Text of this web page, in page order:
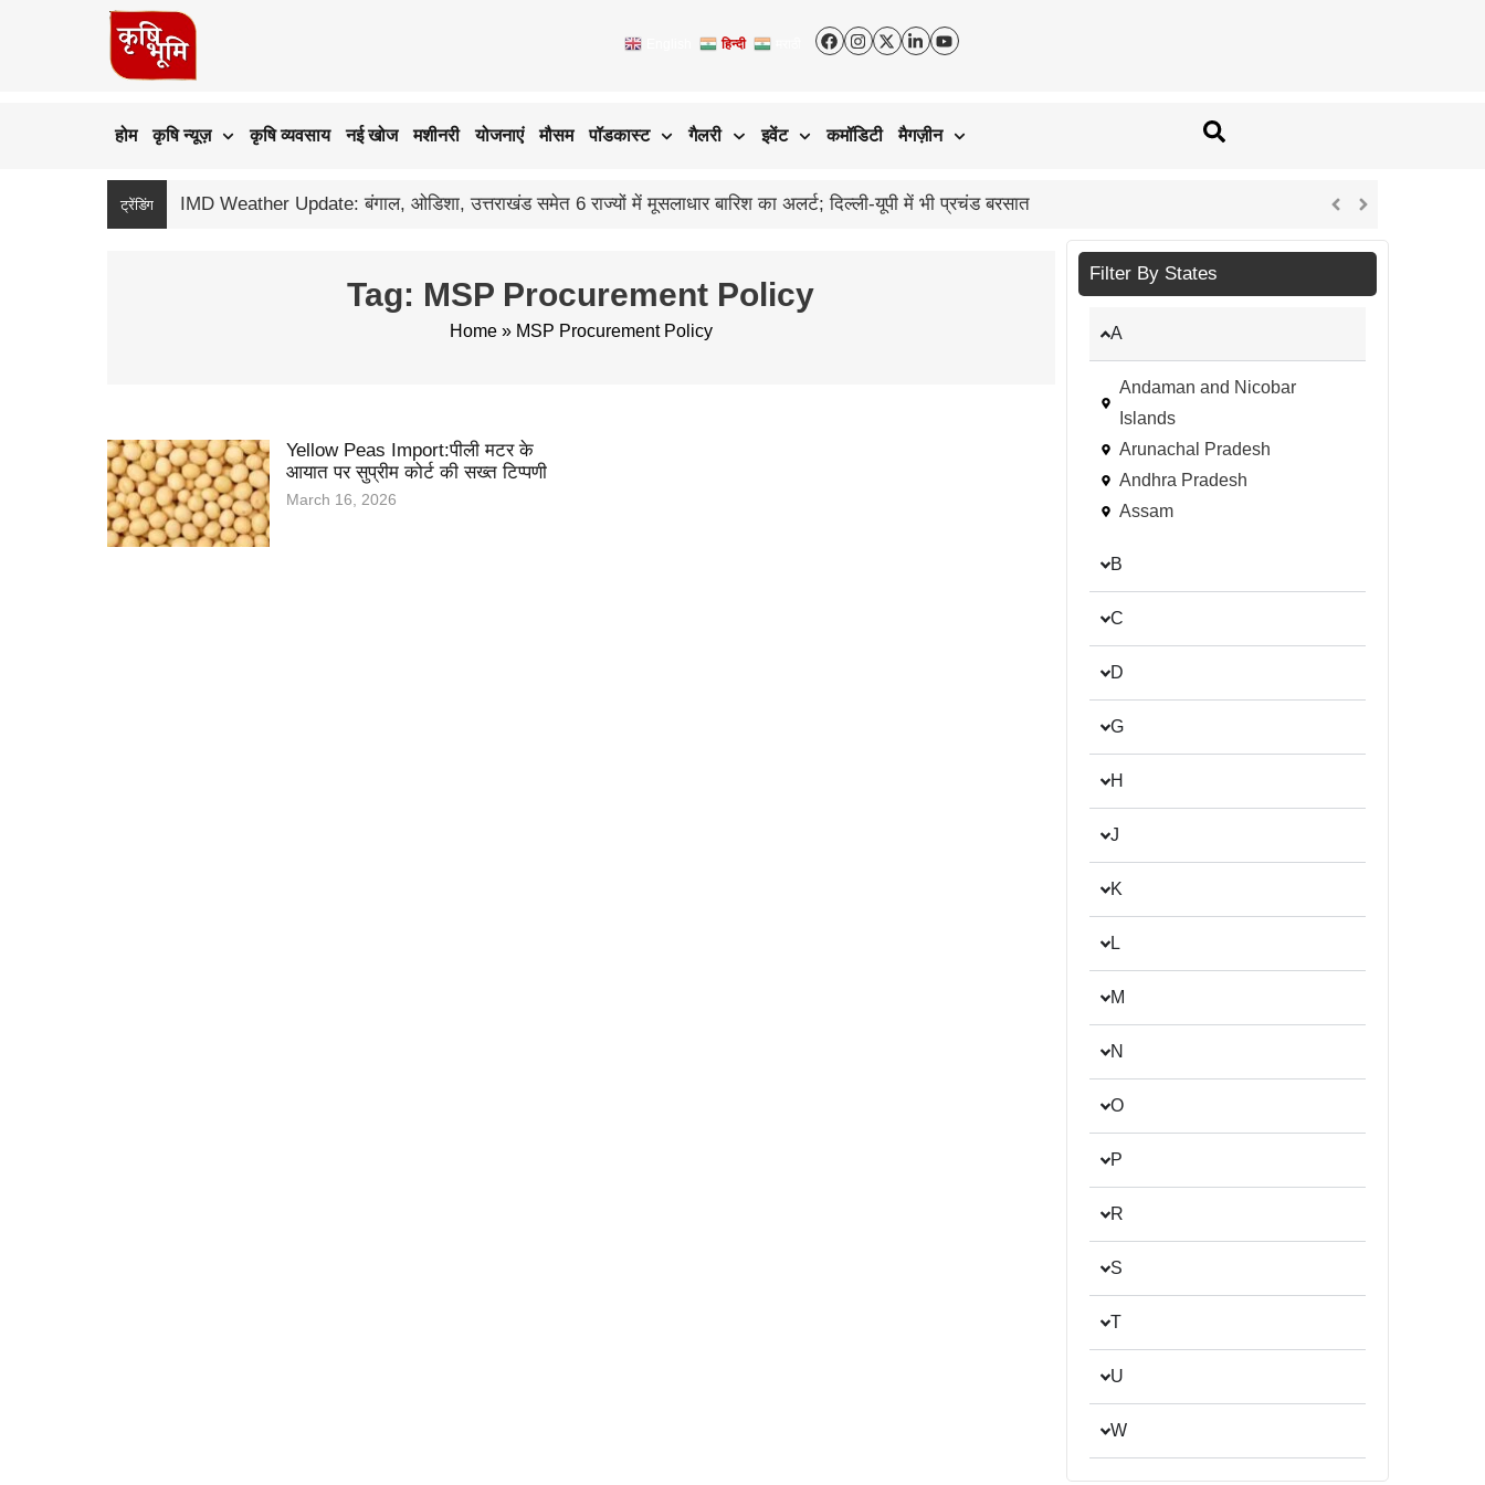
हिन्दी
होम कृषि न्यूज़ कृषि व्यवसाय नई खोज मशीनरी योजनाएं मौसम पॉडकास्ट गैलरी इवेंट कमॉडिटी मैगज़ीन
ट्रेंडिंग Gold Rate
Tag: MSP Procurement Policy
Home» MSP Procurement Policy
Yellow Peas Import:पीली मटर के
आयात पर सुप्रीम कोर्ट की सख्त टिप्पणी
March 16, 2026
Filter By States
A
Andaman and Nicobar
Islands
Arunachal Pradesh
Andhra Pradesh
Assam
B
C
D
G
H
J
K
L
M
N
O
P
R
S
T
U
W